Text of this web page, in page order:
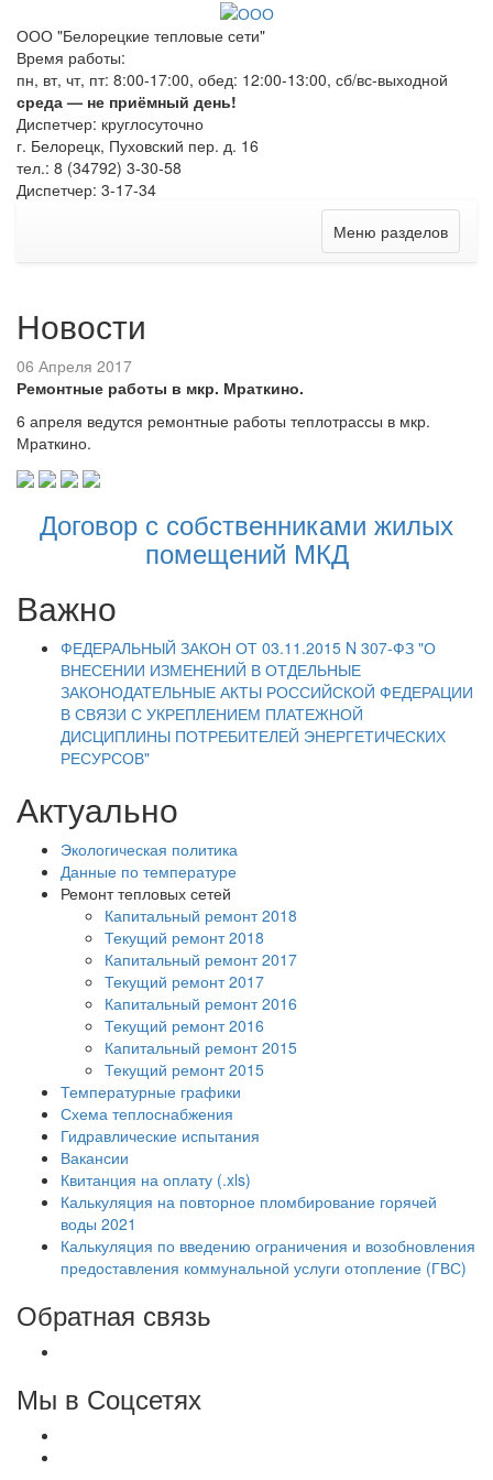
ООО "Белорецкие тепловые сети"
Время работы:
пн, вт, чт, пт: 8:00-17:00, обед: 12:00-13:00, сб/вс-выходной
среда — не приёмный день!
Диспетчер: круглосуточно
г. Белорецк, Пуховский пер. д. 16
тел.: 8 (34792) 3-30-58
Диспетчер: 3-17-34
Меню разделов
Новости
06 Апреля 2017
Ремонтные работы в мкр. Мраткино.
6 апреля ведутся ремонтные работы теплотрассы в мкр.
Мраткино.
Договор с собственниками жилых
помещений МКД
Важно
ФЕДЕРАЛЬНЫЙ ЗАКОН ОТ 03.11.2015 N 307-ФЗ "О
ВНЕСЕНИИ ИЗМЕНЕНИЙ В ОТДЕЛЬНЫЕ
ЗАКОНОДАТЕЛЬНЫЕ АКТЫ РОССИЙСКОЙ ФЕДЕРАЦИИ
В СВЯЗИ С УКРЕПЛЕНИЕМ ПЛАТЕЖНОЙ
ДИСЦИПЛИНЫ ПОТРЕБИТЕЛЕЙ ЭНЕРГЕТИЧЕСКИХ
РЕСУРСОВ"
Актуально
Экологическая политика
Данные по температуре
Ремонт тепловых сетей
Капитальный ремонт 2018
Текущий ремонт 2018
Капитальный ремонт 2017
Текущий ремонт 2017
Капитальный ремонт 2016
Текущий ремонт 2016
Капитальный ремонт 2015
Текущий ремонт 2015
Температурные графики
Схема теплоснабжения
Гидравлические испытания
Вакансии
Квитанция на оплату (.xls)
Калькуляция на повторное пломбирование горячей
воды 2021
Калькуляция по введению ограничения и возобновления
предоставления коммунальной услуги отопление (ГВС)
Обратная связь
Мы в Соцсетях